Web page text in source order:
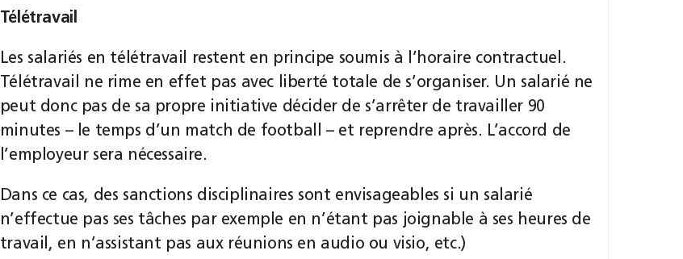
Télétravail
Les salariés en télétravail restent en principe soumis à l’horaire contractuel.
Télétravail ne rime en effet pas avec liberté totale de s’organiser. Un salarié ne
peut donc pas de sa propre initiative décider de s’arrêter de travailler 90
minutes – le temps d’un match de football – et reprendre après. L’accord de
l’employeur sera nécessaire.
Dans ce cas, des sanctions disciplinaires sont envisageables si un salarié
n’effectue pas ses tâches par exemple en n’étant pas joignable à ses heures de
travail, en n’assistant pas aux réunions en audio ou visio, etc.)